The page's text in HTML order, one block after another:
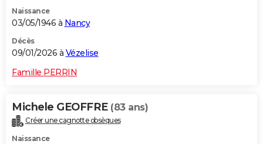
Naissance
03/05/1946 à Nancy
Décès
09/01/2026 à Vézelise
Famille PERRIN
Michele GEOFFRE (83 ans)
Créer une cagnotte obsèques
Naissance